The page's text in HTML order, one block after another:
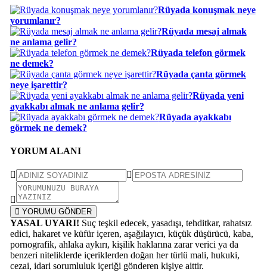
Rüyada konuşmak neye
yorumlanır?
Rüyada mesaj almak
ne anlama gelir?
Rüyada telefon görmek
ne demek?
Rüyada çanta görmek
neye işarettir?
Rüyada yeni
ayakkabı almak ne anlama gelir?
Rüyada ayakkabı
görmek ne demek?
YORUM ALANI
YORUMU GÖNDER
YASAL UYARI! Suç teşkil edecek, yasadışı, tehditkar, rahatsız
edici, hakaret ve küfür içeren, aşağılayıcı, küçük düşürücü, kaba,
pornografik, ahlaka aykırı, kişilik haklarına zarar verici ya da
benzeri niteliklerde içeriklerden doğan her türlü mali, hukuki,
cezai, idari sorumluluk içeriği gönderen kişiye aittir.